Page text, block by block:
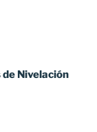
Nivelación